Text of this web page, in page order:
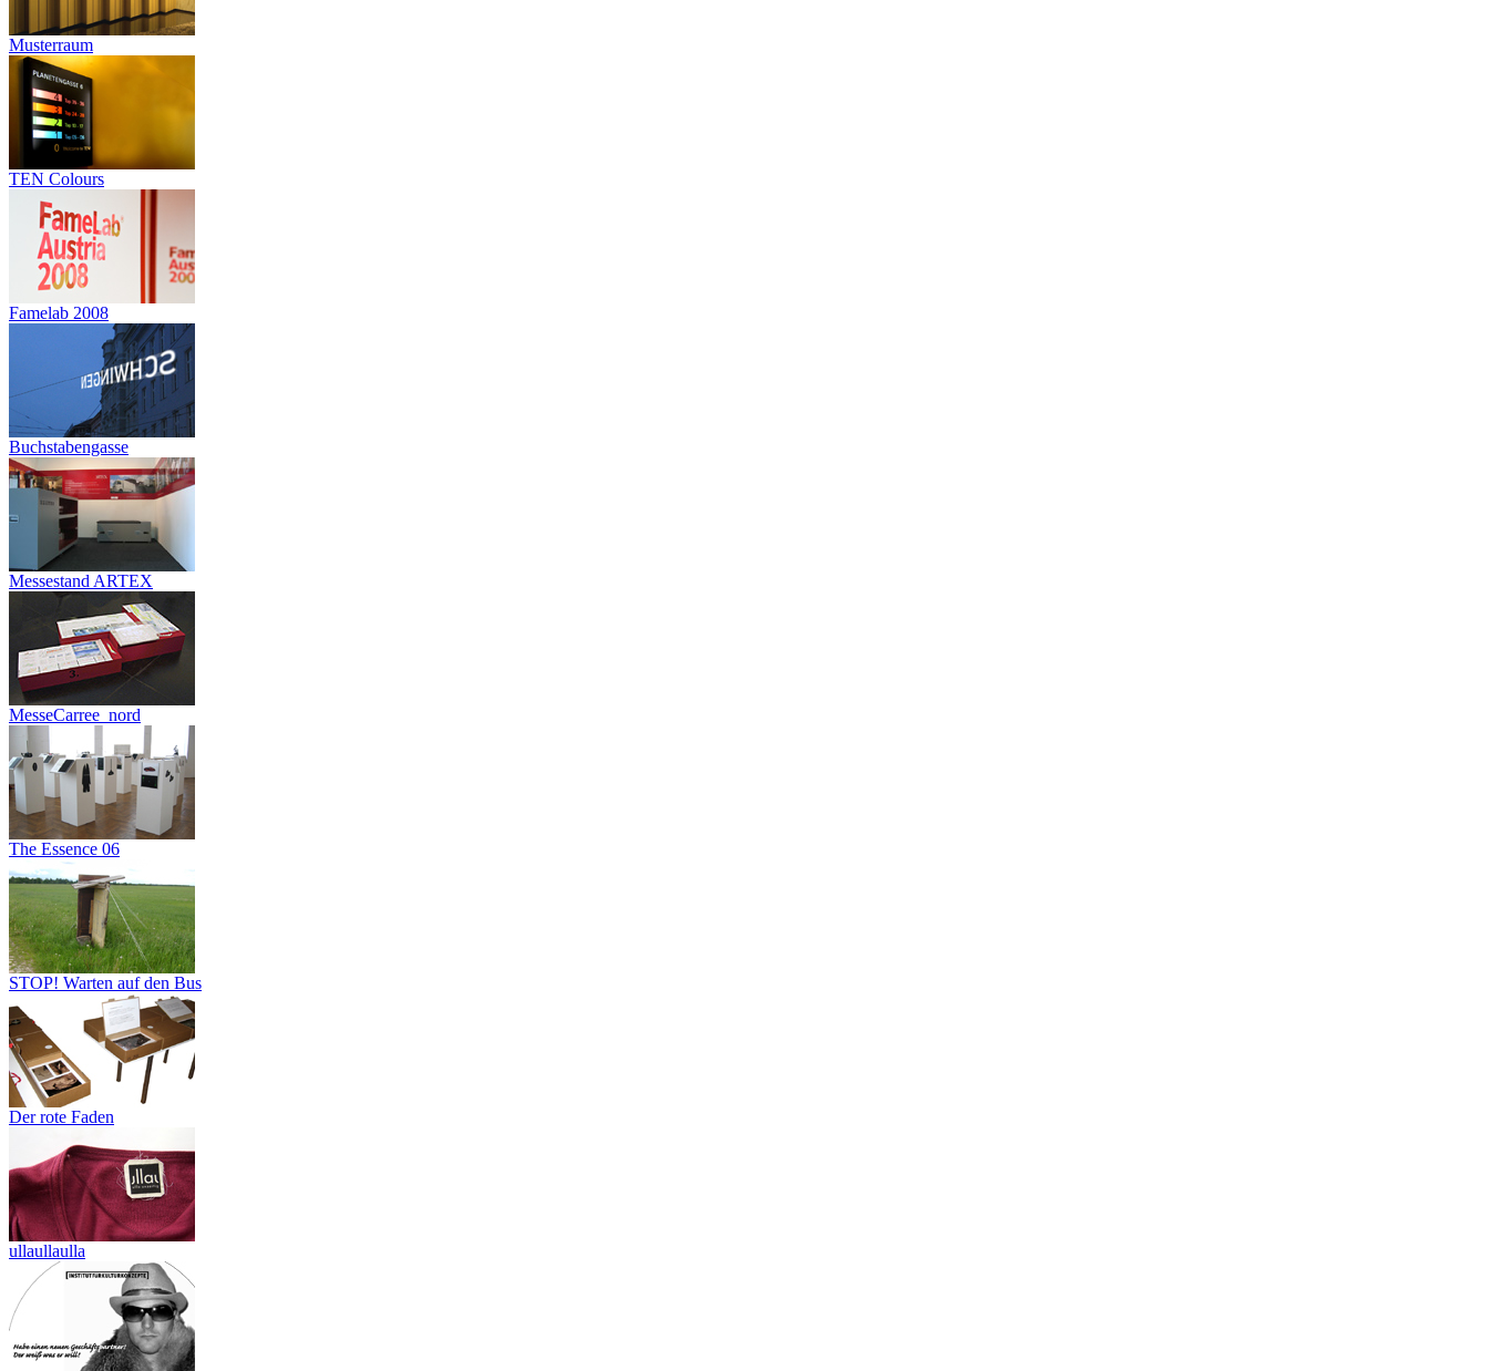
Musterraum
TEN Colours
Famelab 2008
Buchstabengasse
Messestand ARTEX
MesseCarree_nord
The Essence 06
STOP! Warten auf den Bus
Der rote Faden
ullaullaulla